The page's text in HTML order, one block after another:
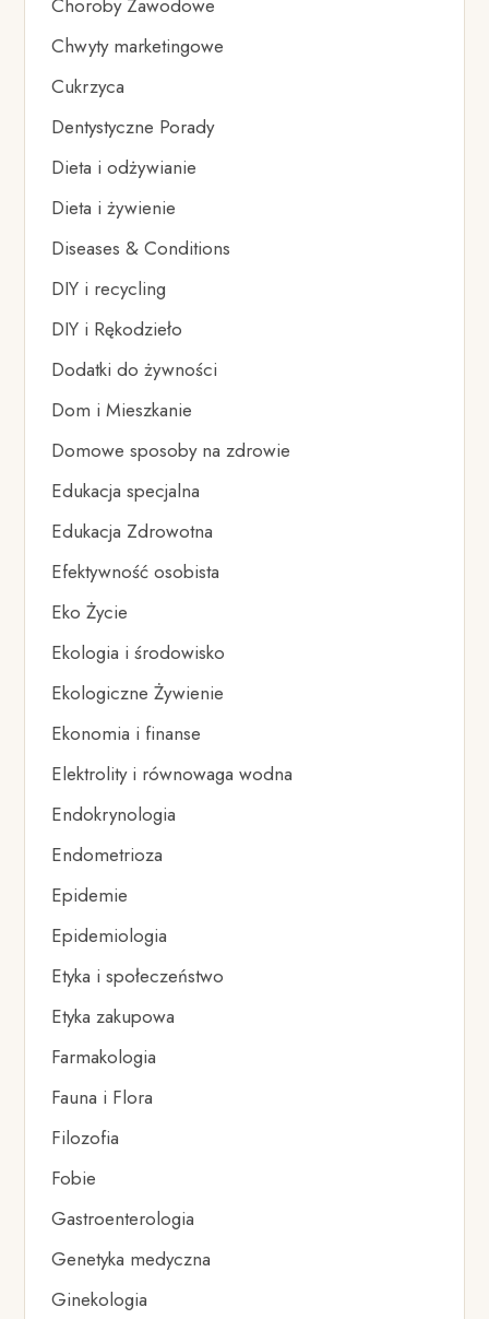
Choroby Zawodowe
Chwyty marketingowe
Cukrzyca
Dentystyczne Porady
Dieta i odżywianie
Dieta i żywienie
Diseases & Conditions
DIY i recycling
DIY i Rękodzieło
Dodatki do żywności
Dom i Mieszkanie
Domowe sposoby na zdrowie
Edukacja specjalna
Edukacja Zdrowotna
Efektywność osobista
Eko Życie
Ekologia i środowisko
Ekologiczne Żywienie
Ekonomia i finanse
Elektrolity i równowaga wodna
Endokrynologia
Endometrioza
Epidemie
Epidemiologia
Etyka i społeczeństwo
Etyka zakupowa
Farmakologia
Fauna i Flora
Filozofia
Fobie
Gastroenterologia
Genetyka medyczna
Ginekologia